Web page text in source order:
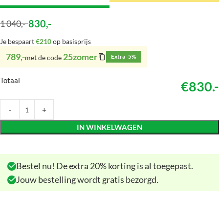
1 040,- 830,-
Je bespaart€210op basisprijs
789,-met de code 25zomer Extra -5%
Totaal €830.-
IN WINKELWAGEN
Bestel nu! De extra 20% korting is al toegepast.
Jouw bestelling wordt gratis bezorgd.